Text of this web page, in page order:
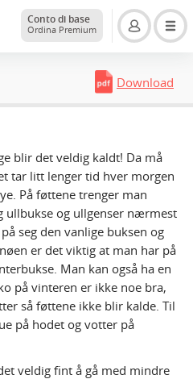
Conto di base
Ordina Premium
Download
blir det veldig kaldt! Da må
tar litt lenger tid hver morgen
På føttene trenger man
ullbukse og ullgenser nærmest
seg den vanlige buksen og
er det viktig at man har på
Man kan også ha en
på vinteren er ikke noe bra,
så føttene ikke blir kalde. Til
på hodet og votter på
veldig fint å gå med mindre